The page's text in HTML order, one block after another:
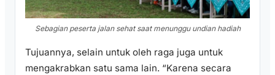
Sebagian peserta jalan sehat saat menunggu undian hadiah
Tujuannya, selain untuk oleh raga juga untuk
mengakrabkan satu sama lain. “Karena secara